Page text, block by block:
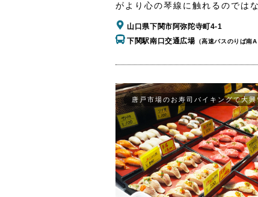
がより心の琴線に触れるのでは
山口県下関市阿弥陀寺町4-1
下関駅南口交通広場 （高速バスのりば南
唐戸市場のお寿司バイキングで大興